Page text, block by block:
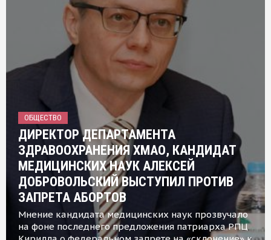
ОБЩЕСТВО
ДИРЕКТОР ДЕПАРТАМЕНТА
ЗДРАВООХРАНЕНИЯ ХМАО, КАНДИДАТ
МЕДИЦИНСКИХ НАУК АЛЕКСЕЙ
ДОБРОВОЛЬСКИЙ ВЫСТУПИЛ ПРОТИВ
ЗАПРЕТА АБОРТОВ
Мнение кандидата медицинских наук прозвучало
на фоне последнего предложения патриарха РПЦ